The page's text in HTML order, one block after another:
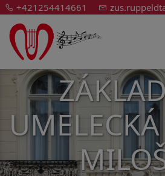
+421254414661